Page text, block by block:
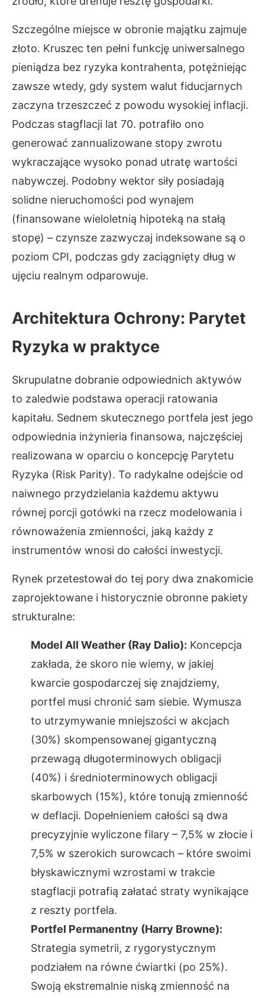
Szczególne miejsce w obronie majątku zajmuje
złoto. Kruszec ten pełni funkcję uniwersalnego
pieniądza bez ryzyka kontrahenta, potężniejąc
zawsze wtedy, gdy system walut fiducjarnych
zaczyna trzeszczeć z powodu wysokiej inflacji.
Podczas stagflacji lat 70. potrafiło ono
generować zannualizowane stopy zwrotu
wykraczające wysoko ponad utratę wartości
nabywczej. Podobny wektor siły posiadają
solidne nieruchomości pod wynajem
(finansowane wieloletnią hipoteką na stałą
stopę) – czynsze zazwyczaj indeksowane są o
poziom CPI, podczas gdy zaciągnięty dług w
ujęciu realnym odparowuje.
Architektura Ochrony: Parytet
Ryzyka w praktyce
Skrupulatne dobranie odpowiednich aktywów
to zaledwie podstawa operacji ratowania
kapitału. Sednem skutecznego portfela jest jego
odpowiednia inżynieria finansowa, najczęściej
realizowana w oparciu o koncepcję Parytetu
Ryzyka (Risk Parity). To radykalne odejście od
naiwnego przydzielania każdemu aktywu
równej porcji gotówki na rzecz modelowania i
równoważenia zmienności, jaką każdy z
instrumentów wnosi do całości inwestycji.
Rynek przetestował do tej pory dwa znakomicie
zaprojektowane i historycznie obronne pakiety
strukturalne:
Model All Weather (Ray Dalio): Koncepcja
zakłada, że skoro nie wiemy, w jakiej
kwarcie gospodarczej się znajdziemy,
portfel musi chronić sam siebie. Wymusza
to utrzymywanie mniejszości w akcjach
(30%) skompensowanej gigantyczną
przewagą długoterminowych obligacji
(40%) i średnioterminowych obligacji
skarbowych (15%), które tonują zmienność
w deflacji. Dopełnieniem całości są dwa
precyzyjnie wyliczone filary – 7,5% w złocie i
7,5% w szerokich surowcach – które swoimi
błyskawicznymi wzrostami w trakcie
stagflacji potrafią załatać straty wynikające
z reszty portfela.
Portfel Permanentny (Harry Browne):
Strategia symetrii, z rygorystycznym
podziałem na równe ćwiartki (po 25%).
Swoją ekstremalnie niską zmienność na